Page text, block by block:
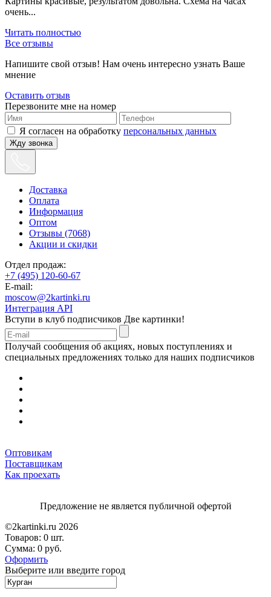
очень...
Читать полностью
Все отзывы
Напишите свой отзыв! Нам очень интересно узнать Ваше
мнение
Оставить отзыв
Перезвоните мне на номер
Я согласен на обработку персональных данных
Жду звонка
Доставка
Оплата
Информация
Оптом
Отзывы (7068)
Акции и скидки
Отдел продаж:
+7 (495) 120-60-67
E-mail:
moscow@2kartinki.ru
Интеграция API
Вступи в клуб подписчиков Две картинки!
Получай сообщения об акциях, новых поступлениях и
специальных предложениях только для наших подписчиков
Оптовикам
Поставщикам
Как проехать
Предложение не является публичной офертой
©2kartinki.ru 2026
Товаров: 0 шт.
Сумма: 0 руб.
Оформить
Выберите или введите город